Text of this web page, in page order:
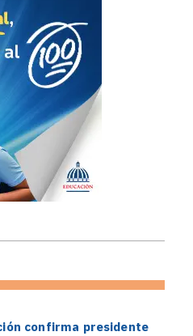
confirma presidente